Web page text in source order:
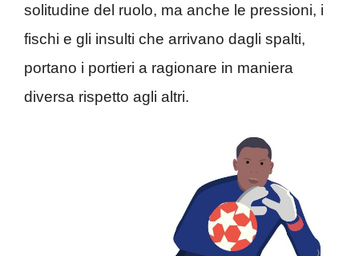
solitudine del ruolo, ma anche le pressioni, i
fischi e gli insulti che arrivano dagli spalti,
portano i portieri a ragionare in maniera
diversa rispetto agli altri.